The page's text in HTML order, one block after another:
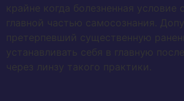
крайне когда болезненная условие
главной частью самосознания.
претерпевший существенную
устанавливать себя в главную
через линзу такого практики.